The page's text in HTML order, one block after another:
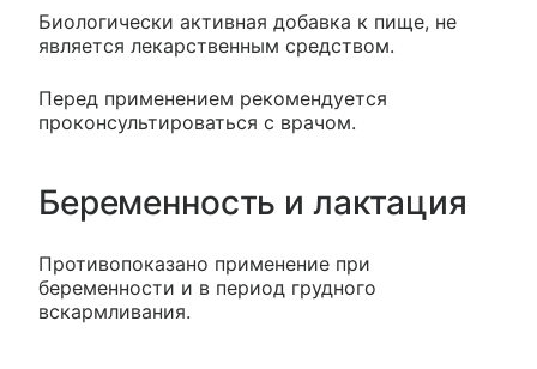
Биологически активная добавка к пище, не
является лекарственным средством.
Перед применением рекомендуется
проконсультироваться с врачом.
Беременность и лактация
Противопоказано применение при
беременности и в период грудного
вскармливания.